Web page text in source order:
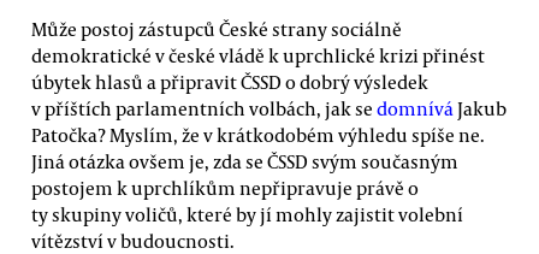
Může postoj zástupců České strany sociálně
demokratické v české vládě k uprchlické krizi přinést
úbytek hlasů a připravit ČSSD o dobrý výsledek
v příštích parlamentních volbách, jak se domnívá Jakub
Patočka? Myslím, že v krátkodobém výhledu spíše ne.
Jiná otázka ovšem je, zda se ČSSD svým současným
postojem k uprchlíkům nepřipravuje právě o
ty skupiny voličů, které by jí mohly zajistit volební
vítězství v budoucnosti.